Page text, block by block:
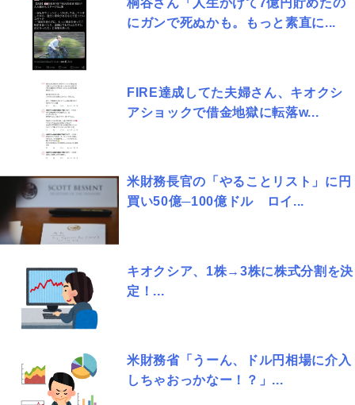
桐谷さん「人生かけて7億円貯めたの
にガンで死ぬかも。もっと素直に...
FIRE達成してた夫婦さん、キオクシ
アショックで借金地獄に転落w...
米財務長官の「やることリスト」に円
買い50億─100億ドル ロイ...
キオクシア、1株→3株に株式分割を決
定！...
米財務省「うーん、ドル円相場に介入
しちゃおっかなー！？」...